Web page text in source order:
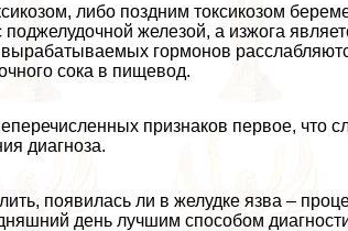
либо поздним токсикозом
поджелудочной железой, а изжога
гормонов
сока в пищевод.
признаков первое, что
диагноза.
появилась ли в желудке язва –
день лучшим способом